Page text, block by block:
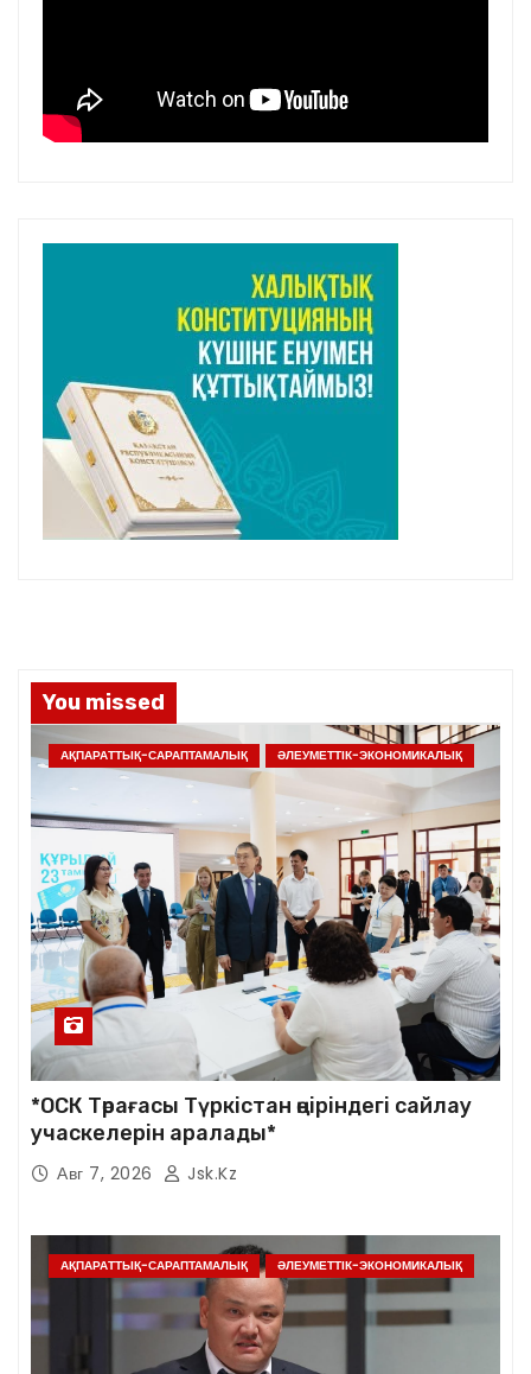
You missed
АҚПАРАТТЫҚ-САРАПТАМАЛЫҚ ӘЛЕУМЕТТІК-ЭКОНОМИКАЛЫҚ
*ОСК Төрағасы Түркістан өңіріндегі сайлау
учаскелерін аралады*
Авг 7, 2026 Jsk.kz
АҚПАРАТТЫҚ-САРАПТАМАЛЫҚ ӘЛЕУМЕТТІК-ЭКОНОМИКАЛЫҚ